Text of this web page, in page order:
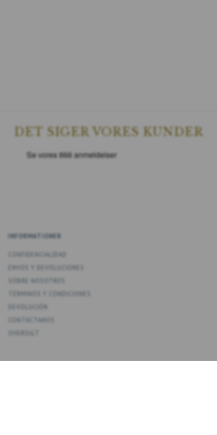
DET SIGER VORES KUNDER
INFORMATIONER
CONFIDENCIALIDAD
TÉRMINOS Y CONDICIONES
CONTÁCTANOS